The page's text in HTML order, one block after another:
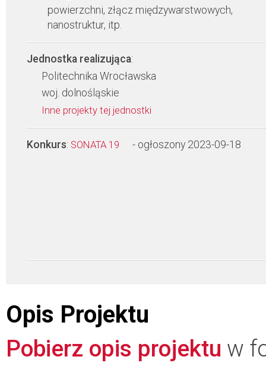
powierzchni, złącz międzywarstwowych,
nanostruktur, itp.
Jednostka realizująca:
Politechnika Wrocławska
woj. dolnośląskie
Inne projekty tej jednostki
Konkurs: SONATA 19 - ogłoszony 2023-09-18
Opis Projektu
Pobierz opis projektu w